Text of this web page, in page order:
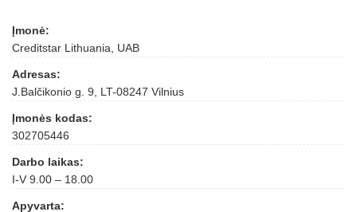
Įmonė:
Creditstar Lithuania, UAB
Adresas:
J.Balčikonio g. 9, LT-08247 Vilnius
Įmonės kodas:
302705446
Darbo laikas:
I-V 9.00 – 18.00
Apyvarta: